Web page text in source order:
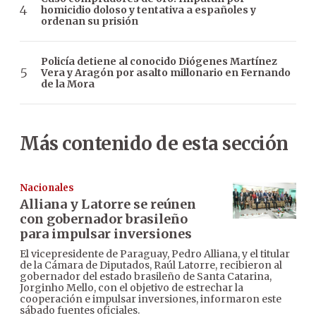
homicidio doloso y tentativa a españoles y
ordenan su prisión
Policía detiene al conocido Diógenes Martínez
Vera y Aragón por asalto millonario en Fernando
de la Mora
Más contenido de esta sección
Nacionales
Alliana y Latorre se reúnen
con gobernador brasileño
para impulsar inversiones
El vicepresidente de Paraguay, Pedro Alliana, y el titular
de la Cámara de Diputados, Raúl Latorre, recibieron al
gobernador del estado brasileño de Santa Catarina,
Jorginho Mello, con el objetivo de estrechar la
cooperación e impulsar inversiones, informaron este
sábado fuentes oficiales.